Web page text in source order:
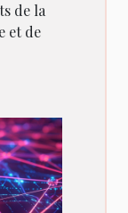
de la
et de